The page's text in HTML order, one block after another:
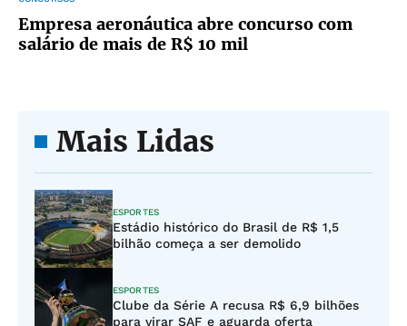
Empresa aeronáutica abre concurso com
salário de mais de R$ 10 mil
Mais Lidas
ESPORTES
Estádio histórico do Brasil de R$ 1,5
bilhão começa a ser demolido
ESPORTES
Clube da Série A recusa R$ 6,9 bilhões
para virar SAF e aguarda oferta